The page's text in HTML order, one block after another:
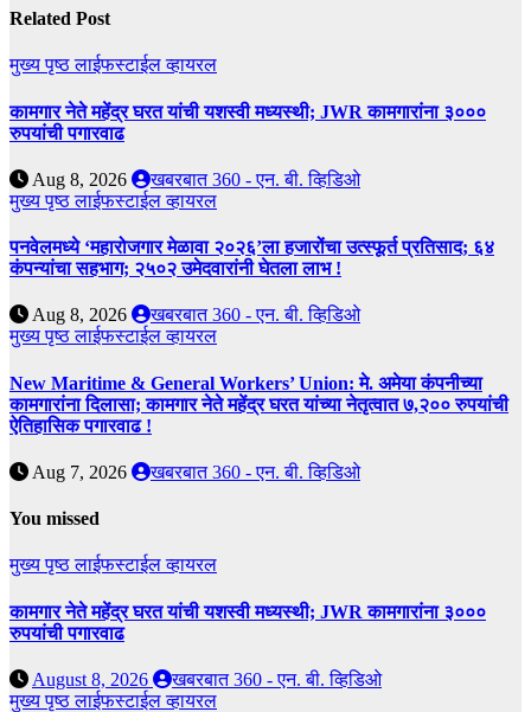
Related Post
मुख्य पृष्ठलाईफस्टाईलव्हायरल
कामगार नेते महेंद्र घरत यांची यशस्वी मध्यस्थी; JWR कामगारांना ३०००
रुपयांची पगारवाढ
Aug 8, 2026
खबरबात 360 - एन. बी. व्हिडिओ
मुख्य पृष्ठलाईफस्टाईलव्हायरल
पनवेलमध्ये ‘महारोजगार मेळावा २०२६’ला हजारोंचा उत्स्फूर्त प्रतिसाद; ६४
कंपन्यांचा सहभाग; २५०२ उमेदवारांनी घेतला लाभ !
Aug 8, 2026
खबरबात 360 - एन. बी. व्हिडिओ
मुख्य पृष्ठलाईफस्टाईलव्हायरल
New Maritime & General Workers’ Union: मे. अमेया कंपनीच्या
कामगारांना दिलासा; कामगार नेते महेंद्र घरत यांच्या नेतृत्वात ७,२०० रुपयांची
ऐतिहासिक पगारवाढ !
Aug 7, 2026 खबरबात 360 - एन. बी. व्हिडिओ
You missed
मुख्य पृष्ठलाईफस्टाईलव्हायरल
कामगार नेते महेंद्र घरत यांची यशस्वी मध्यस्थी; JWR कामगारांना ३०००
रुपयांची पगारवाढ
August 8, 2026
खबरबात 360 - एन. बी. व्हिडिओ
मुख्य पृष्ठलाईफस्टाईलव्हायरल